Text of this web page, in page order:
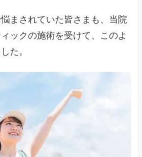
まされていた皆さまも、当院
ックの施術を受けて、このよ
た。